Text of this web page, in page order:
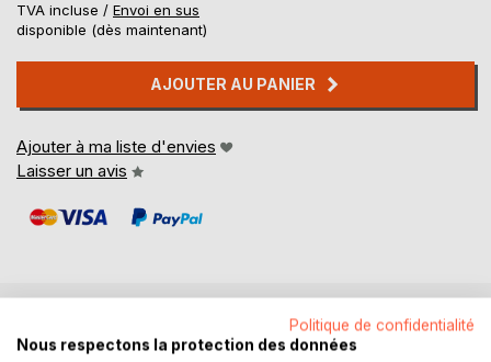
TVA incluse / Envoi en sus
disponible (dès maintenant)
AJOUTER AU PANIER
Ajouter à ma liste d'envies
Laisser un avis
DESCRIPTION
Politique de confidentialité
Nous respectons la protection des données